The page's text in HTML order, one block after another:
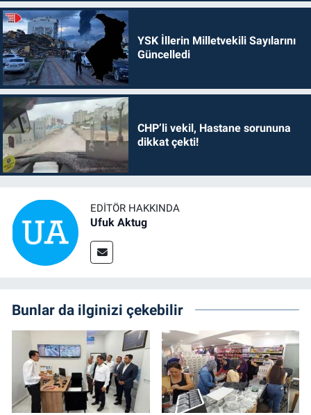
YSK İllerin Milletvekili Sayılarını
Güncelledi
CHP’li vekil, Hastane sorununa
dikkat çekti!
EDITÖR HAKKINDA
Ufuk Aktug
Bunlar da ilginizi çekebilir